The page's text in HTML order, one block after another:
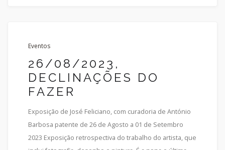
Eventos
26/08/2023,
DECLINAÇÕES DO
FAZER
Exposição de José Feliciano, com curadoria de António
Barbosa patente de 26 de Agosto a 01 de Setembro
2023 Exposição retrospectiva do trabalho do artista, que